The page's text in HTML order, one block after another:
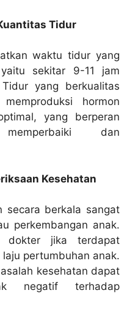
Tidur
waktu tidur yang
sekitar 9-11 jam
yang berkualitas
hormon
yang berperan
dan
Kesehatan
secara berkala sangat
perkembangan anak.
dokter jika terdapat
pertumbuhan anak.
kesehatan dapat
negatif terhadap